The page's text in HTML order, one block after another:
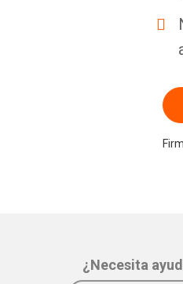
¿Necesita